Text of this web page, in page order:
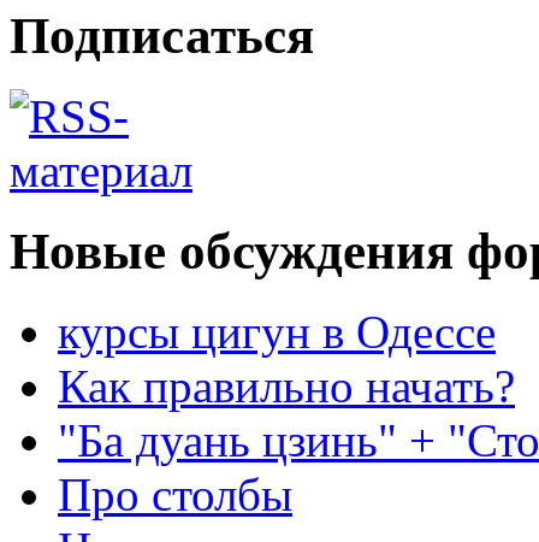
Подписаться
Новые обсуждения
курсы цигун в Одессе
Как правильно начать?
"Ба дуань цзинь" +
Про столбы